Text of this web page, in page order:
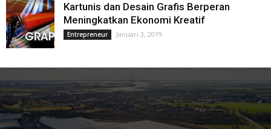
Kartunis dan Desain Grafis Berperan
Meningkatkan Ekonomi Kreatif
Entrepreneur Januari 3, 2019